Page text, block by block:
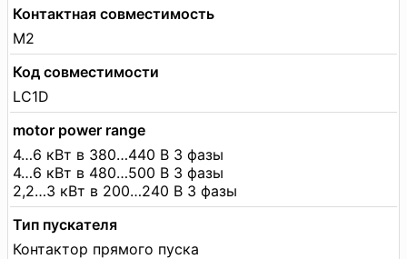
Контактная совместимость
M2
Код совместимости
LC1D
motor power range
4…6 кВт в 380…440 В 3 фазы
4…6 кВт в 480…500 В 3 фазы
2,2…3 кВт в 200…240 В 3 фазы
Тип пускателя
Контактор прямого пуска